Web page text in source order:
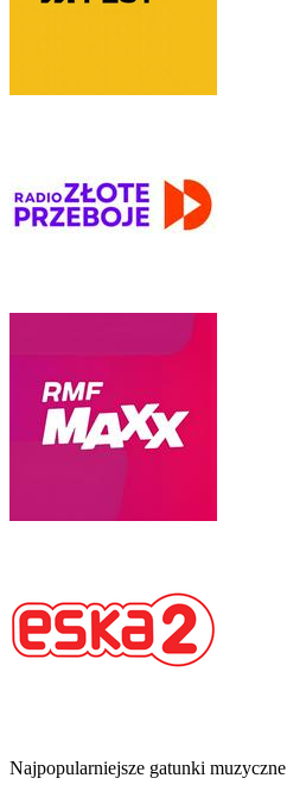
Najpopularniejsze gatunki muzyczne